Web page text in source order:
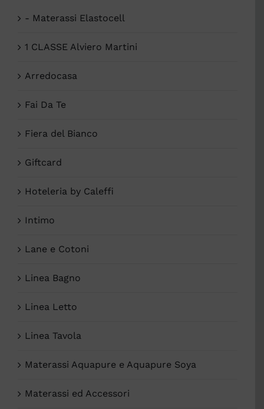
- Materassi Elastocell
1 CLASSE Alviero Martini
Arredocasa
Fai Da Te
Fiera del Bianco
Giftcard
Hoteleria by Caleffi
Intimo
Lane e Cotoni
Linea Bagno
Linea Letto
Linea Tavola
Materassi Aquapure e Aquapure Soya
Materassi ed Accessori